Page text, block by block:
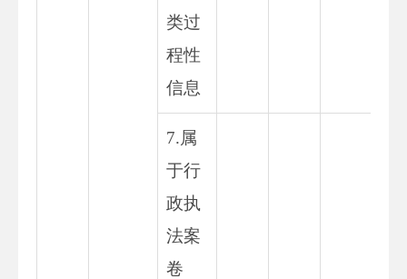
类过
程性
信息
7.属
于行
政执
法案
卷